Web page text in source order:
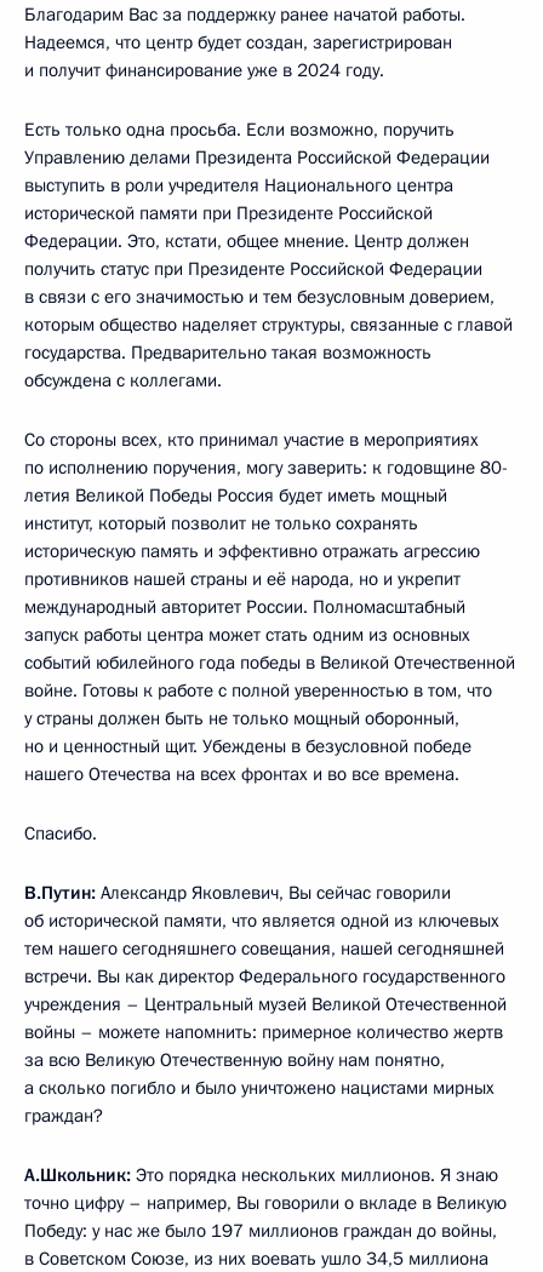
Благодарим Вас за поддержку ранее начатой работы.
Надеемся, что центр будет создан, зарегистрирован
и получит финансирование уже в 2024 году.
Есть только одна просьба. Если возможно, поручить
Управлению делами Президента Российской Федерации
выступить в роли учредителя Национального центра
исторической памяти при Президенте Российской
Федерации. Это, кстати, общее мнение. Центр должен
получить статус при Президенте Российской Федерации
в связи с его значимостью и тем безусловным доверием,
которым общество наделяет структуры, связанные с главой
государства. Предварительно такая возможность
обсуждена с коллегами.
Со стороны всех, кто принимал участие в мероприятиях
по исполнению поручения, могу заверить: к годовщине 80-
летия Великой Победы Россия будет иметь мощный
институт, который позволит не только сохранять
историческую память и эффективно отражать агрессию
противников нашей страны и её народа, но и укрепит
международный авторитет России. Полномасштабный
запуск работы центра может стать одним из основных
событий юбилейного года победы в Великой Отечественной
войне. Готовы к работе с полной уверенностью в том, что
у страны должен быть не только мощный оборонный,
но и ценностный щит. Убеждены в безусловной победе
нашего Отечества на всех фронтах и во все времена.
Спасибо.
В.Путин: Александр Яковлевич, Вы сейчас говорили
об исторической памяти, что является одной из ключевых
тем нашего сегодняшнего совещания, нашей сегодняшней
встречи. Вы как директор Федерального государственного
учреждения – Центральный музей Великой Отечественной
войны – можете напомнить: примерное количество жертв
за всю Великую Отечественную войну нам понятно,
а сколько погибло и было уничтожено нацистами мирных
граждан?
А.Школьник: Это порядка нескольких миллионов. Я знаю
точно цифру – например, Вы говорили о вкладе в Великую
Победу: у нас же было 197 миллионов граждан до войны,
в Советском Союзе, из них воевать ушло 34,5 миллиона